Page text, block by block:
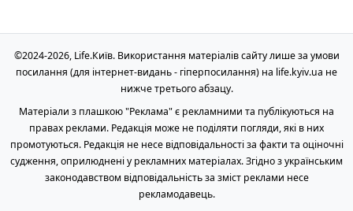
©2024-2026, Life.Київ. Використання матеріалів сайту лише за умови
посилання (для інтернет-видань - гіперпосилання) на life.kyiv.ua не
нижче третього абзацу.
Матеріали з плашкою "Реклама" є рекламними та публікуються на
правах реклами. Редакція може не поділяти погляди, які в них
промотуються. Редакція не несе відповідальності за факти та оціночні
судження, оприлюднені у рекламних матеріалах. Згідно з українським
законодавством відповідальність за зміст реклами несе
рекламодавець.